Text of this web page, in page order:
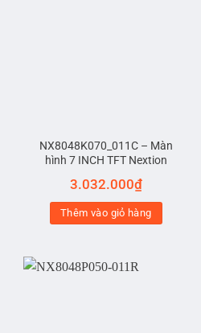
NX8048K070_011C – Màn
hình 7 INCH TFT Nextion
3.032.000₫
Thêm vào giỏ hàng